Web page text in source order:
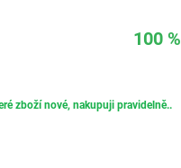
100 %
zboží nové, nakupuji pravidelně..